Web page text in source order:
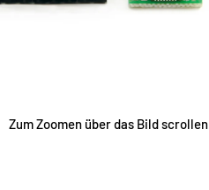
Zum Zoomen über das Bild scrollen